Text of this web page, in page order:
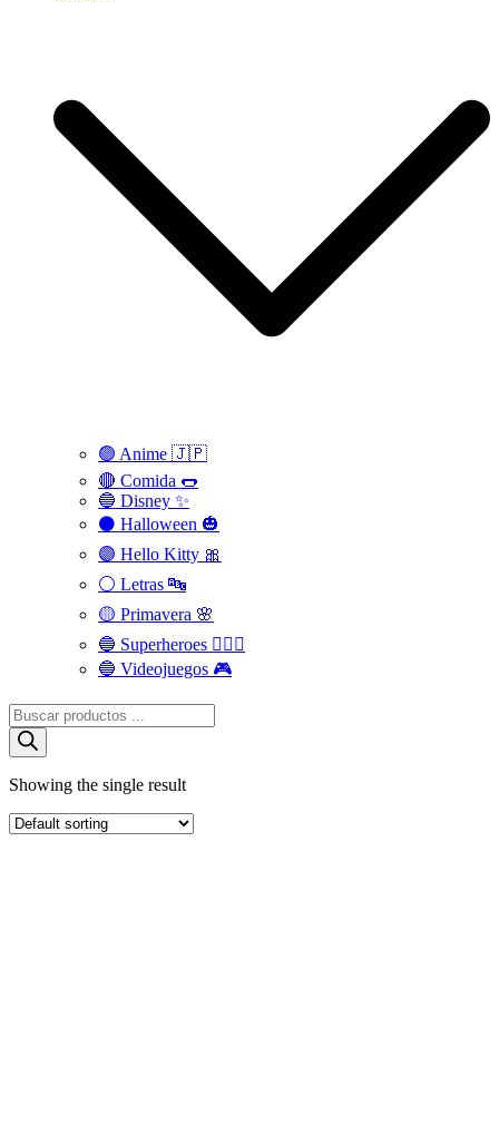
🟢 Anime 🇯🇵
🔴 Comida 🌭
🔵 Disney ✨
⚫ Halloween 🎃
🟣 Hello Kitty 🎀
⚪️ Letras 🔤
🟡 Primavera 🌸
🔵 Superheroes 🦸🏻‍♂️
🔵 Videojuegos 🎮
Búsqueda
de
productos
Showing the single result